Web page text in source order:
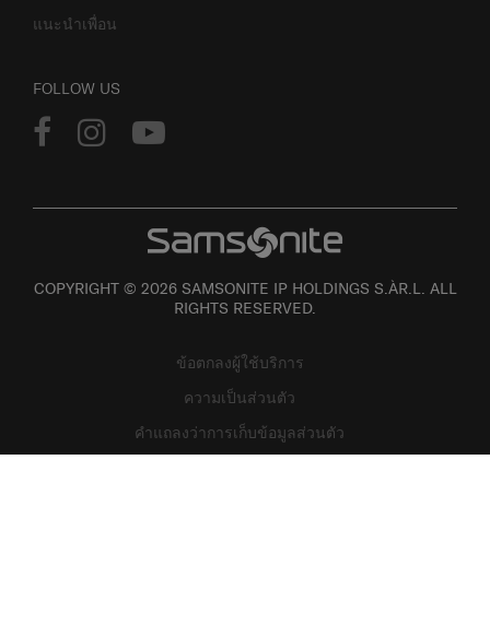
แนะนำเพื่อน
FOLLOW US
COPYRIGHT © 2026 SAMSONITE IP HOLDINGS S.ÀR.L. ALL
RIGHTS RESERVED.
ข้อตกลงผู้ใช้บริการ
ความเป็นส่วนตัว
คำแถลงว่าการเก็บข้อมูลส่วนตัว